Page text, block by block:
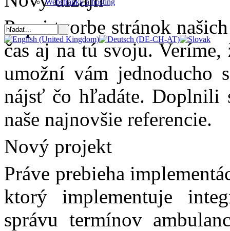
Webstránky a hosting
Popri tvorbe stránok
čas aj na tú svoju.
umožní vám jednoducho
nájsť čo hľadáte. Doplnili
naše najnovšie referencie.
Nový projekt
Práve prebieha
ktorý implementuje
správu termínov